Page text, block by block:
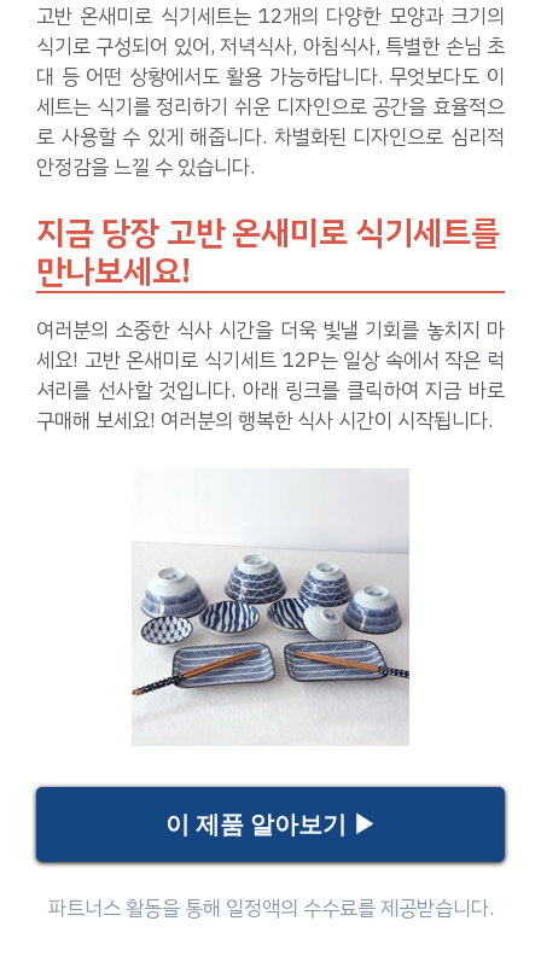
고반 온새미로 식기세트는 12개의 다양한 모양과 크기의
식기로 구성되어 있어, 저녁식사, 아침식사, 특별한 손님 초
대 등 어떤 상황에서도 활용 가능하답니다. 무엇보다도 이
세트는 식기를 정리하기 쉬운 디자인으로 공간을 효율적으
로 사용할 수 있게 해줍니다. 차별화된 디자인으로 심리적
안정감을 느낄 수 있습니다.
지금 당장 고반 온새미로 식기세트를
만나보세요!
여러분의 소중한 식사 시간을 더욱 빛낼 기회를 놓치지 마
세요! 고반 온새미로 식기세트 12P는 일상 속에서 작은 럭
셔리를 선사할 것입니다. 아래 링크를 클릭하여 지금 바로
구매해 보세요! 여러분의 행복한 식사 시간이 시작됩니다.
이 제품 알아보기 ▶